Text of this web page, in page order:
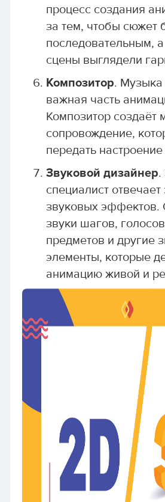
процесс создания
за тем, чтобы сюжет
последовательным,
сцены выглядели
Композитор. Музыка
важная часть
Композитор создаёт
сопровождение,
передать
Звуковой дизайнер.
специалист
звуковых эффектов.
звуки шагов,
предметов и другие
элементы, которые
анимацию живой и